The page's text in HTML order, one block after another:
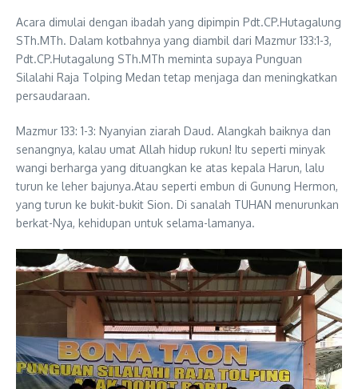
Acara dimulai dengan ibadah yang dipimpin Pdt.CP.Hutagalung
STh.MTh. Dalam kotbahnya yang diambil dari Mazmur 133:1-3,
Pdt.CP.Hutagalung STh.MTh meminta supaya Punguan
Silalahi Raja Tolping Medan tetap menjaga dan meningkatkan
persaudaraan.
Mazmur 133: 1-3: Nyanyian ziarah Daud. Alangkah baiknya dan
senangnya, kalau umat Allah hidup rukun! Itu seperti minyak
wangi berharga yang dituangkan ke atas kepala Harun, lalu
turun ke leher bajunya.Atau seperti embun di Gunung Hermon,
yang turun ke bukit-bukit Sion. Di sanalah TUHAN menurunkan
berkat-Nya, kehidupan untuk selama-lamanya.